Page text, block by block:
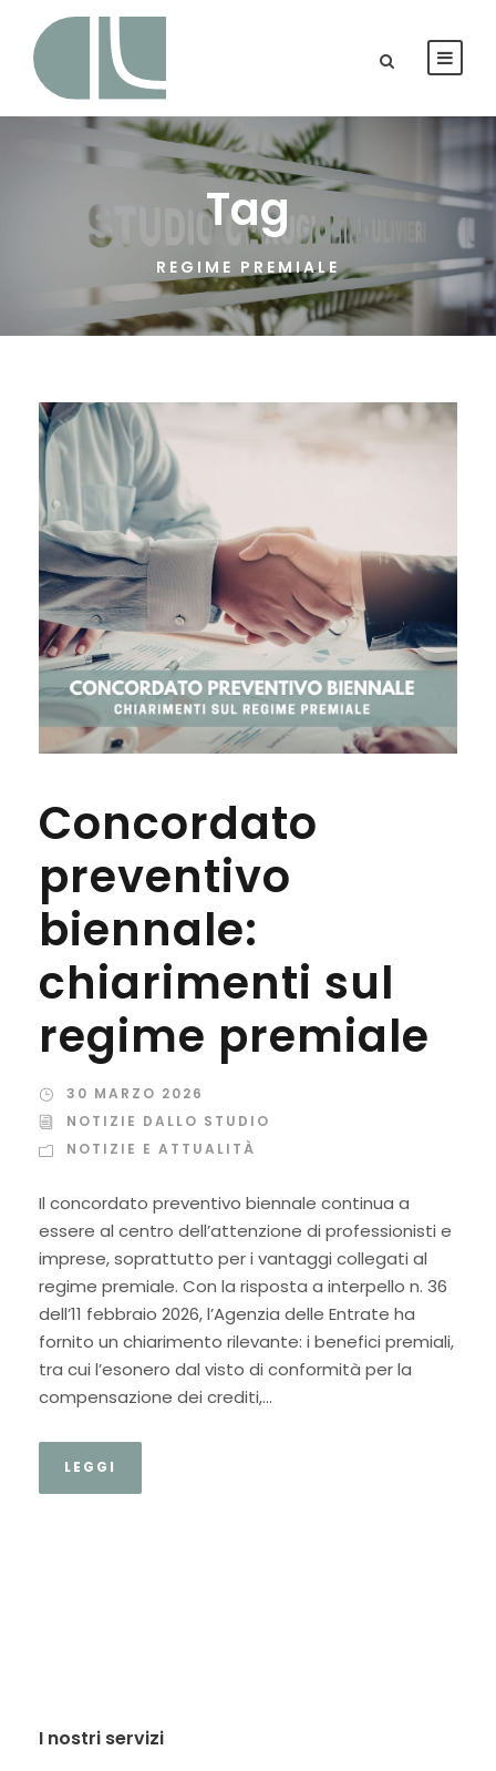
Tag
REGIME PREMIALE
Concordato
preventivo
biennale:
chiarimenti sul
regime premiale
30 MARZO 2026
NOTIZIE DALLO STUDIO
NOTIZIE E ATTUALITÀ
Il concordato preventivo biennale continua a
essere al centro dell’attenzione di professionisti e
imprese, soprattutto per i vantaggi collegati al
regime premiale. Con la risposta a interpello n. 36
dell’11 febbraio 2026, l’Agenzia delle Entrate ha
fornito un chiarimento rilevante: i benefici premiali,
tra cui l’esonero dal visto di conformità per la
compensazione dei crediti,...
LEGGI
I nostri servizi